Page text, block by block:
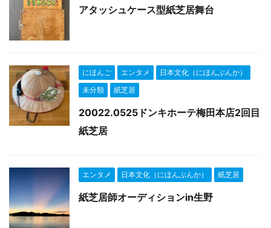
アタッシュケース型紙芝居舞台
にほんご エンタメ
日本文化（にほんぶんか）
未分類
紙芝居
20022.0525ドンキホーテ梅田本店2回目
紙芝居
エンタメ 日本文化（にほんぶんか） 紙芝居
紙芝居師オーディションin生野